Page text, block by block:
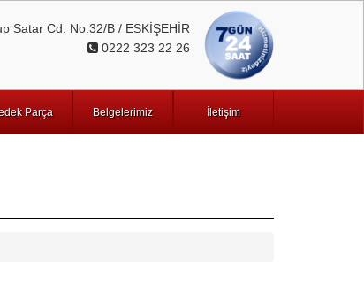
Satar Cd. No:32/B / ESKİŞEHİR
0222 323 22 26
Parça Belgelerimiz İletişim